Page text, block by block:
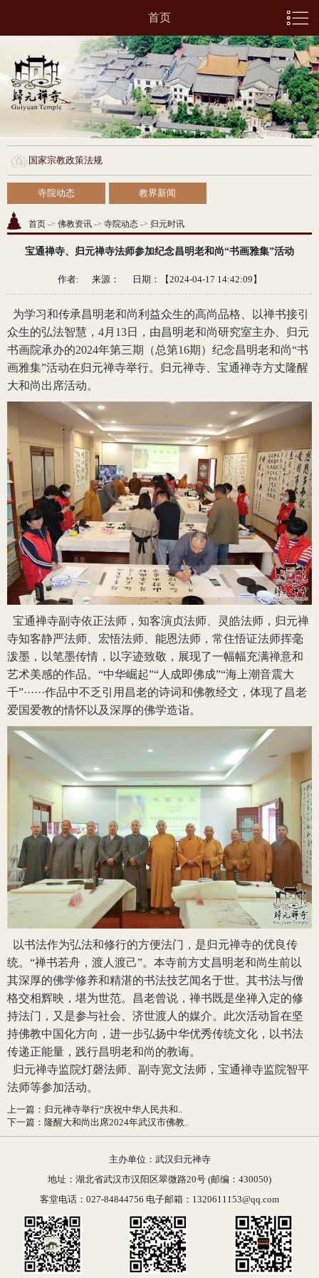
首页
国家宗教政策法规
寺院动态 教界新闻
首页 -> 佛教资讯 -> 寺院动态 -> 归元时讯
宝通禅寺、归元禅寺法师参加纪念昌明老和尚“书画雅集”活动
作者: 来源： 日期：【2024-04-17 14:42:09】
为学习和传承昌明老和尚利益众生的高尚品格、以禅书接引
众生的弘法智慧，4月13日，由昌明老和尚研究室主办、归元
书画院承办的2024年第三期（总第16期）纪念昌明老和尚“书
画雅集”活动在归元禅寺举行。归元禅寺、宝通禅寺方丈隆醒
大和尚出席活动。
宝通禅寺副寺依正法师，知客演贞法师、灵皓法师，归元禅
寺知客静严法师、宏悟法师、能恩法师，常住悟证法师挥毫
泼墨，以笔墨传情，以字迹致敬，展现了一幅幅充满禅意和
艺术美感的作品。“中华崛起”“人成即佛成”“海上潮音震大
千”······作品中不乏引用昌老的诗词和佛教经文，体现了昌老
爱国爱教的情怀以及深厚的佛学造诣。
以书法作为弘法和修行的方便法门，是归元禅寺的优良传
统。“禅书若舟，渡人渡己”。本寺前方丈昌明老和尚生前以
其深厚的佛学修养和精湛的书法技艺闻名于世。其书法与僧
格交相辉映，堪为世范。昌老曾说，禅书既是坐禅入定的修
持法门，又是参与社会、济世渡人的媒介。此次活动旨在坚
持佛教中国化方向，进一步弘扬中华优秀传统文化，以书法
传递正能量，践行昌明老和尚的教诲。
归元禅寺监院灯磬法师、副寺宽文法师，宝通禅寺监院智平
法师等参加活动。
上一篇 ： 归元禅寺举行“庆祝中华人民共和..
下一篇 ： 隆醒大和尚出席2024年武汉市佛教..
主办单位：武汉归元禅寺
地址：湖北省武汉市汉阳区翠微路20号 (邮编：430050)
客堂电话：027-84844756 电子邮箱：1320611153@qq.com